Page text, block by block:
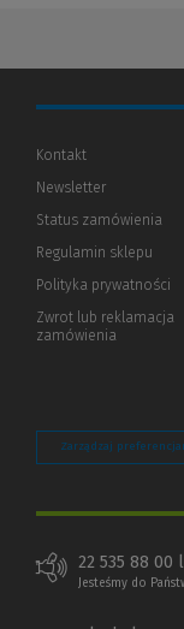
Kontakt
Newsletter
Status zamówienia
Regulamin sklepu
Polityka prywatności
Zwrot lub reklamacja
zamówienia
Zarządzaj
22 535 88 00
Jesteśmy do